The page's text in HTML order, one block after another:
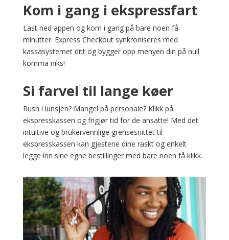
Kom i gang i ekspressfart
Last ned appen og kom i gang på bare noen få
minutter. Express Checkout synkroniseres med
kassasystemet ditt og bygger opp menyen din på null
komma niks!
Si farvel til lange køer
Rush i lunsjen? Mangel på personale? Klikk på
ekspresskassen og frigjør tid for de ansatte! Med det
intuitive og brukervennlige grensesnittet til
ekspresskassen kan gjestene dine raskt og enkelt
legge inn sine egne bestillinger med bare noen få klikk.